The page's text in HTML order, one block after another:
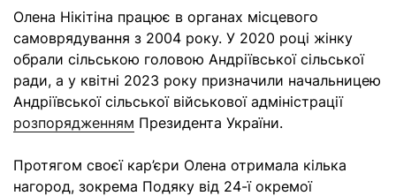
Олена Нікітіна працює в органах місцевого
самоврядування з 2004 року. У 2020 році жінку
обрали сільською головою Андріївської сільської
ради, а у квітні 2023 року призначили начальницею
Андріївської сільської військової адміністрації
розпорядженням Президента України.
Протягом своєї кар’єри Олена отримала кілька
нагород, зокрема Подяку від 24-ї окремої